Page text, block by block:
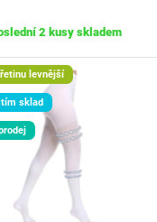
2 kusy skladem
levnější
sklad